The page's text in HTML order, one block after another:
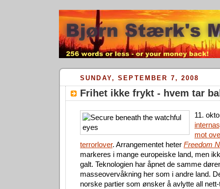
SUNDAY, SEPTEMBER 7, 2008
Frihet ikke frykt - hvem tar
11.
mot
terrorlover. Arrangementet heter Freedom
markeres i mange europeiske land, men
galt. Teknologien har åpnet de samme
masseovervåkning her som i andre land.
norske partier som ønsker å avlytte all